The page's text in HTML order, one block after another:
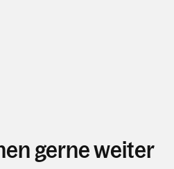
gerne weiter